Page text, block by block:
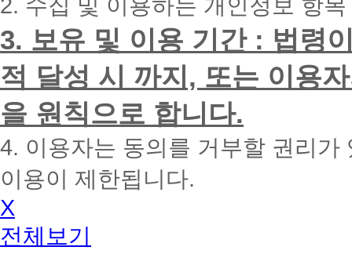
드
리
겠
습
니
다.
2. 수집 및 이용하는 개인정보 항
3. 보유 및 이용 기간 : 법령
적 달성 시 까지, 또는 이용
을 원칙으로 합니다.
4. 이용자는 동의를 거부할 권리
이용이 제한됩니다.
X
전체보기